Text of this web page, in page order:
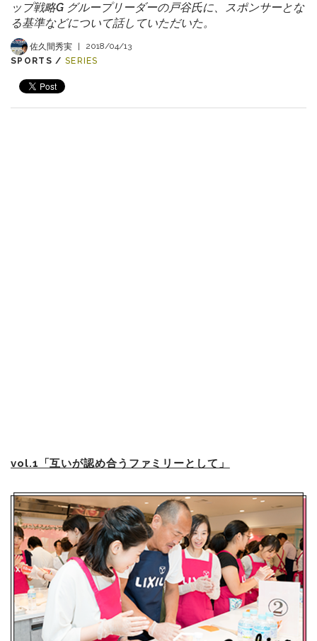
ップ戦略G グループリーダーの戸谷氏に、スポンサーとな
る基準などについて話していただいた。
佐久間秀実 |
2018/04/13
SPORTS / SERIES
vol.1「互いが認め合うファミリーとして」